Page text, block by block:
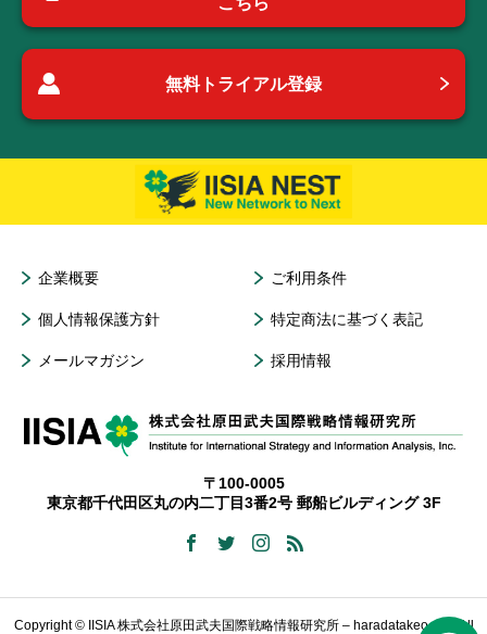
無料トライアル登録
企業概要 ご利用条件
個人情報保護方針 特定商法に基づく表記
メールマガジン 採用情報
〒100-0005
東京都千代田区丸の内二丁目3番2号 郵船ビルディング 3F
Copyright © IISIA 株式会社原田武夫国際戦略情報研究所 – haradatakeo.com All